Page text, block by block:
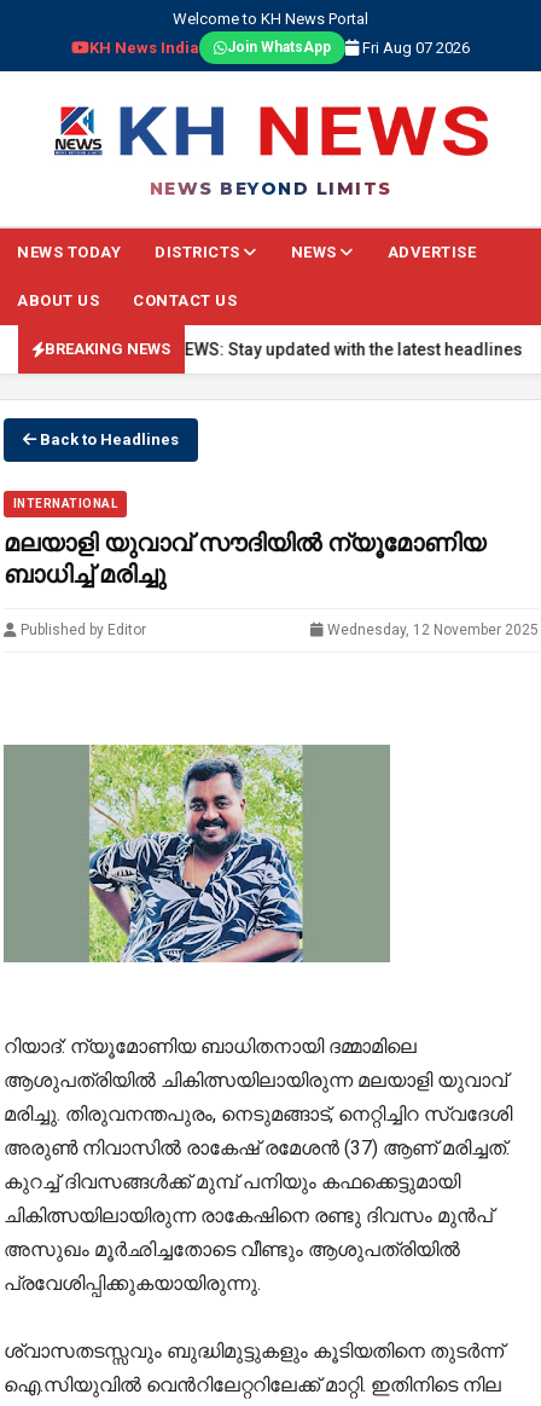
Welcome to KH News Portal
KH News India
Join WhatsApp Fri Aug 07 2026
NEWS BEYOND LIMITS
NEWS TODAY DISTRICTS NEWS ADVERTISE
ABOUT US CONTACT US
BREAKING NEWS
🔴 BREAKING NEWS: Stay updated with the latest headlines,
Back to Headlines
INTERNATIONAL
മലയാളി യുവാവ് സൗദിയിൽ ന്യൂമോണിയ
ബാധിച്ച് മരിച്ചു
Published by Editor Wednesday, 12 November 2025
റിയാദ്: ന്യൂമോണിയ ബാധിതനായി ദമ്മാമിലെ
ആശുപത്രിയിൽ ചികിത്സയിലായിരുന്ന മലയാളി യുവാവ്
മരിച്ചു. തിരുവനന്തപുരം, നെടുമങ്ങാട്, നെറ്റിച്ചിറ സ്വദേശി
അരുൺ നിവാസിൽ രാകേഷ് രമേശൻ (37) ആണ് മരിച്ചത്.
കുറച്ച് ദിവസങ്ങൾക്ക് മുമ്പ് പനിയും കഫക്കെട്ടുമായി
ചികിത്സയിലായിരുന്ന രാകേഷിനെ രണ്ടു ദിവസം മുൻപ്
അസുഖം മൂർഛിച്ചതോടെ വീണ്ടും ആശുപത്രിയിൽ
പ്രവേശിപ്പിക്കുകയായിരുന്നു.
ശ്വാസതടസ്സവും ബുദ്ധിമുട്ടുകളും കൂടിയതിനെ തുടർന്ന്
ഐ.സിയുവിൽ വെൻറിലേറ്ററിലേക്ക് മാറ്റി. ഇതിനിടെ നില